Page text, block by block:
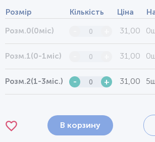
Розмір Кількість Ціна
Розм.0(0міс) 31,00
Розм.1(0-1міс) 31,00
Розм.2(1-3міс.) - + 31,00
В корзину